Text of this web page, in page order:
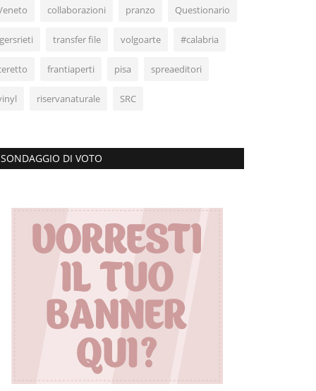
collaborazioni pranzo Questionario
transfer file volgoarte #calabria
frantiaperti pisa spreaeditori
riservanaturale SRC
SONDAGGIO DI VOTO